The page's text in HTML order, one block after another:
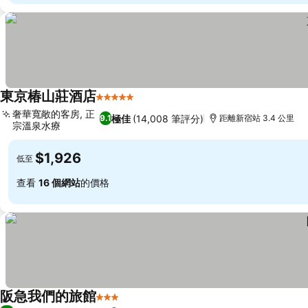
東京椿山莊酒店5 星級
9.1極佳 (14,008 筆評分)
奢華寬敞的客房, 正
宗溫泉水療
距離新宿站 3.4 公里
低至 $1,926
查看 16 個網站的價格
阪急我們的旅館3 星級